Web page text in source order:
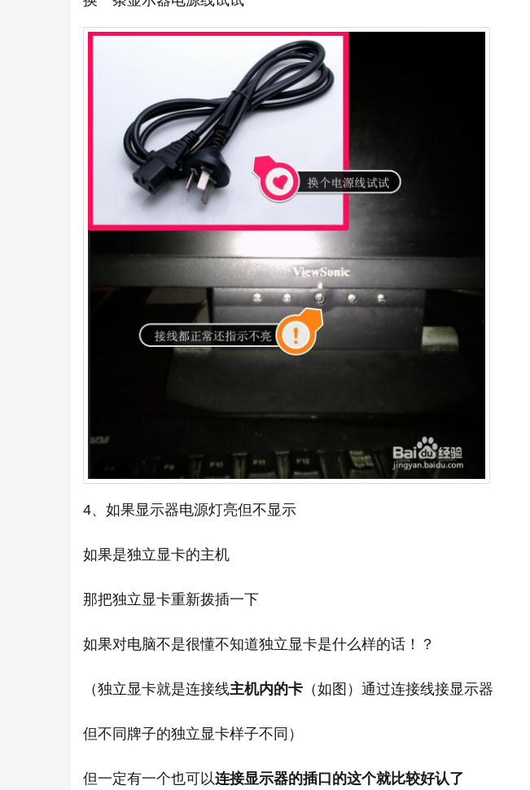
4、如果显示器电源灯亮但不显示
如果是独立显卡的主机
那把独立显卡重新拨插一下
如果对电脑不是很懂不知道独立显卡是什么样的话！？
（独立显卡就是连接线主机内的卡 （如图）通过连接线接显示器
但不同牌子的独立显卡样子不同）
但一定有一个也可以连接显示器的插口的这个就比较好认了